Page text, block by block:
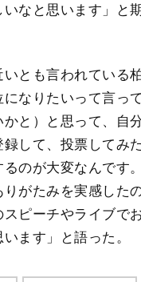
なと思います」と
とも言われている
なりたいって言っ
かと）と思って、自
して、投票してみ
のが大変なんです
りがたみを実感した
ピーチやライブで
ます」と語った。